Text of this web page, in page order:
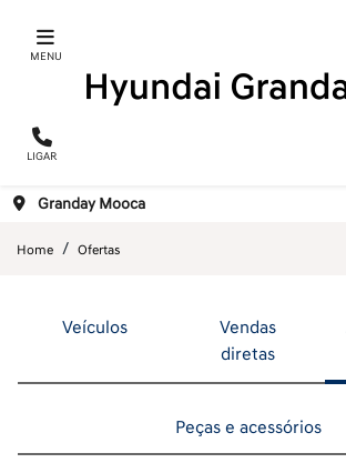
MENU
LIGAR
Granday Mooca
Home Ofertas
Veículos
Vendas
diretas
Peças e acessórios
ENCONTRE UMA OFERTA